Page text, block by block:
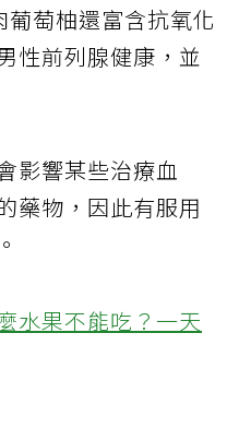
萄柚還富含抗氧化
性前列腺健康，並
影響某些治療血
藥物，因此有服用
水果不能吃？一天